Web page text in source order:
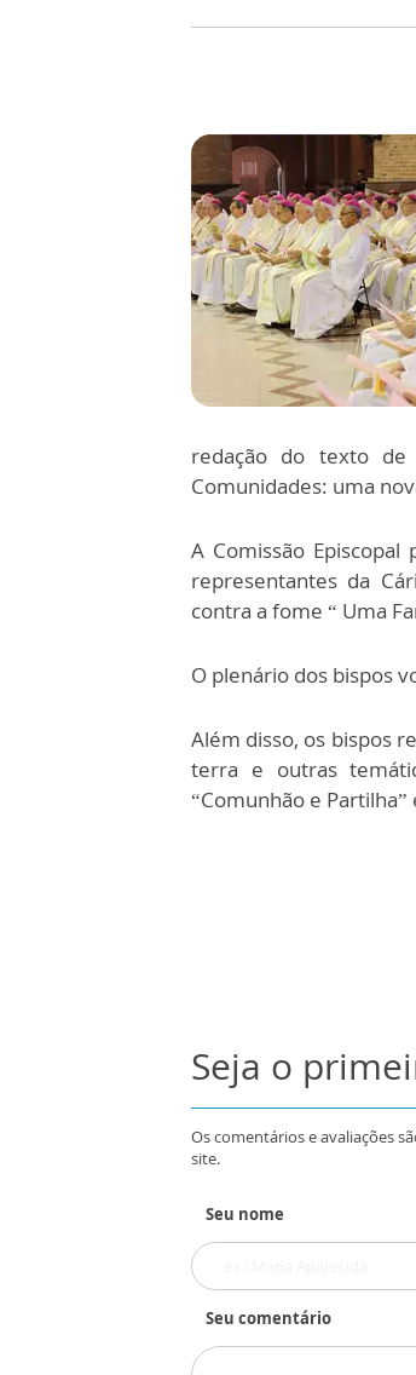
redação do texto de
Comunidades: uma
A Comissão
representantes da
contra a fome “ Uma
O plenário dos bispos
Além disso, os bispos
terra e outras
“Comunhão e Partilha”
Seja o
Os comentários e avaliações
site.
Seu nome
Seu comentário